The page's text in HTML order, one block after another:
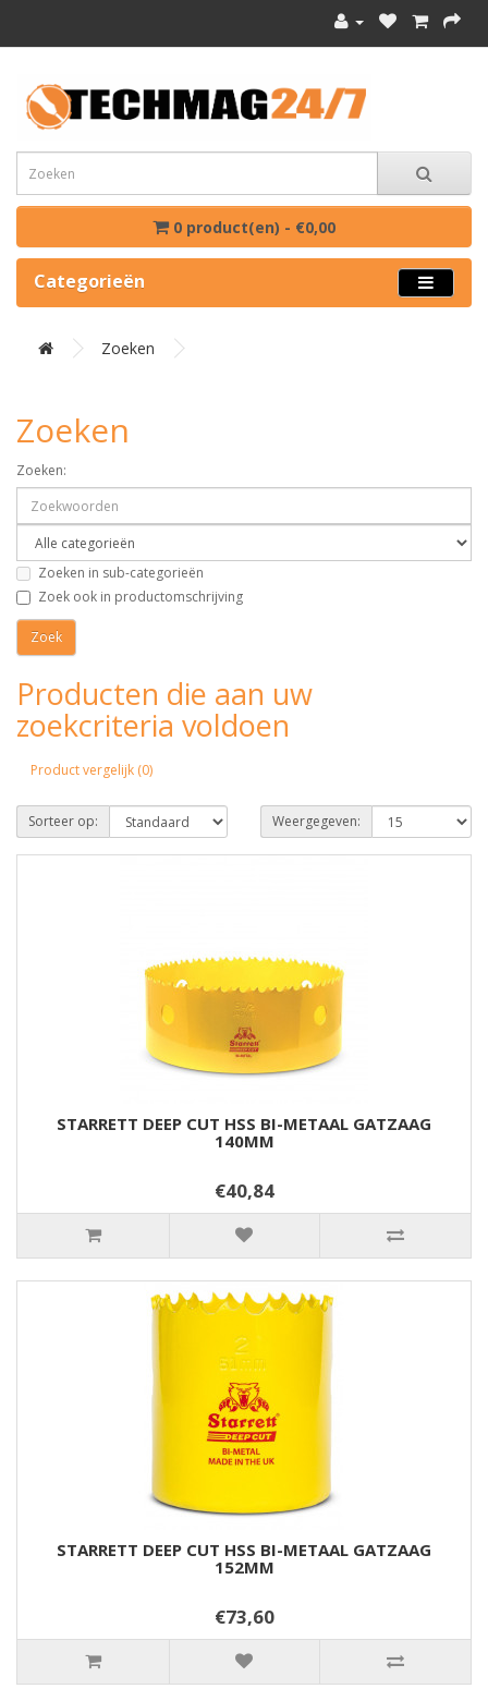
0 product(en) - €0,00
Categorieën
Zoeken
Zoeken
Zoeken:
Zoeken in sub-categorieën
Zoek ook in productomschrijving
Producten die aan uw
zoekcriteria voldoen
Product vergelijk (0)
Sorteer op: Weergegeven:
STARRETT DEEP CUT HSS BI-METAAL GATZAAG
140MM
€40,84
STARRETT DEEP CUT HSS BI-METAAL GATZAAG
152MM
€73,60